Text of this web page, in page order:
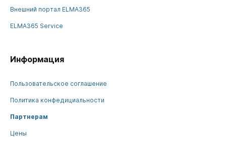
Внешний портал ELMA365
ELMA365 Service
Информация
Пользовательское соглашение
Политика конфедициальности
Партнерам
Цены